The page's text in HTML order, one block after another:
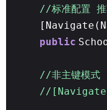
//标准配置 推
public
//非主键模式
//